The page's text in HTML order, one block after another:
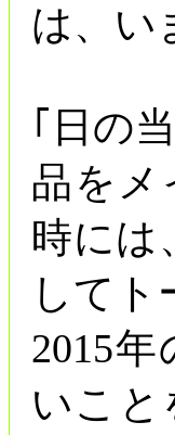
は、い
｢日の
品をメ
時には
して
2015
いこ